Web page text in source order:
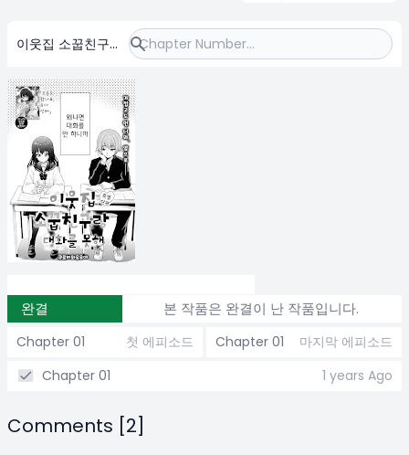
이웃집 소꿉친구와
완결 본 작품은 완결이 난 작품입니다.
Chapter 01 첫 에피소드 Chapter 01
마지막 에피소드
Chapter 01
1 years Ago
Comments [2]